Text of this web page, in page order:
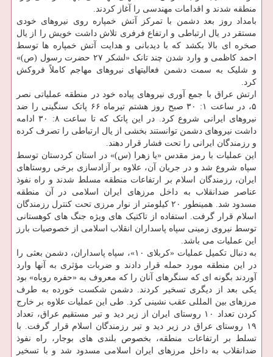
منطقه شدند و اقدامات مهندسی را آغاز کردند.
بامداد روز بعد دشمن با تمرکز آتش خمپاره روی نیروهای خودی
مستقر در یال ارتباطی و ارتفاع فرفری تلاش داشت خویش را از یال
صخره ای بالا بکشد که با دیدبانی و هدایت آتش خمپاره ها توسط
احمد کاظمی و وارد شدن چند تانک «لشکر ۲۷ حضرت رسول (ص)»
و شلیک به سمت دشمن فعالیتهای نیروهای مهاجم کاملاً فروکش
کرد.
ارتش عراق با جمع آوری نیروهای پیاده خود در منطقه عملیاتی نصر
۵، در ساعت ۱: ۳۰ صبح روز هشتم تیرماه ۶۶ پاتک سنگینی را ضد
نیروهای ایرانی شروع کرد. در این پاتک که تا ساعت ۸: ۳۰ ادامه
داشت نیروهای دشمن توانستند بخشی از یال ارتباطی را تصرف کرده
و رزمندگان ایرانی را تحت فشار قرار دهند.
این عملیات با رمز مقدس «یا زهرا (س)» در استان کردستان توسط
سپاه شروع شد و در جریان آن، علاوه بر آزادسازی برخی روستاهای
ایران، رزمندگان اسلام بر ارتفاعات منطقه مسلط شدند و راه نفوذ
عناصر ضدانقلاب به داخل مرزهای ایران اسلامی در آن منطقه
مسدود شد. همینطور ۲۰ کیلومتر از نوار مرزی تحت کنترل رزمندگان
اسلام قرار گرفت. استفاده از تاکتیک های ویژه جنگ های کوهستانی
توسط نیروی زمینی سپاه پاسداران انقلاب اسلامی از خصوصیات بارز
این عملیات می باشد.
به دنبال تکمیل عملیات «کربلای ۱۰»، سپاه پاسداران، دشمن بعثی را
در این منطقه مورد حمله قرار دادند و ضربات مؤثری به آنها وارد
آوردند بگونه ای که سنگرهای آنان را که معروف به «حفره روباه» بود
یکی بعد از دیگری تسخیر کردند. دشمن شکست خورده به طرف
مرزهای بین المللی عقب نشینی کرد. طی این عملیات علاوه بر خارج
کردن تعداد ۱۰ روستای ایران از زیر دید و تیر مستقیم عراق، تعداد
۱۹ روستای عراق در زیر دید و تیر رزمندگان اسلام قرار گرفت. با
تسلط بر ارتفاعات منطقه، بخصوص بلندی های بوجار، راه نفوذ
ضدانقلاب به داخل مرزهای ایران اسلامی مسدود شد و با تسخیر